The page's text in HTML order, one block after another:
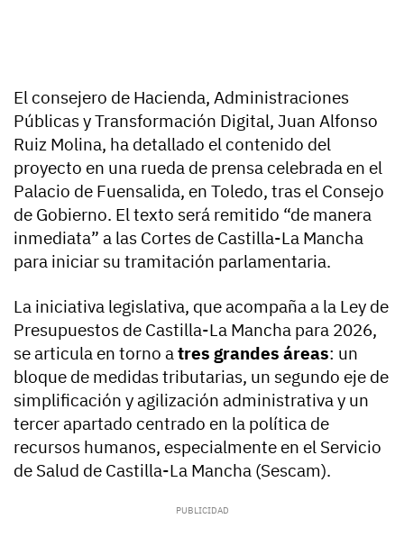
El consejero de Hacienda, Administraciones
Públicas y Transformación Digital, Juan Alfonso
Ruiz Molina, ha detallado el contenido del
proyecto en una rueda de prensa celebrada en el
Palacio de Fuensalida, en Toledo, tras el Consejo
de Gobierno. El texto será remitido “de manera
inmediata” a las Cortes de Castilla-La Mancha
para iniciar su tramitación parlamentaria.
La iniciativa legislativa, que acompaña a la Ley de
Presupuestos de Castilla-La Mancha para 2026,
se articula en torno atres grandes áreas: un
bloque de medidas tributarias, un segundo eje de
simplificación y agilización administrativa y un
tercer apartado centrado en la política de
recursos humanos, especialmente en el Servicio
de Salud de Castilla-La Mancha (Sescam).